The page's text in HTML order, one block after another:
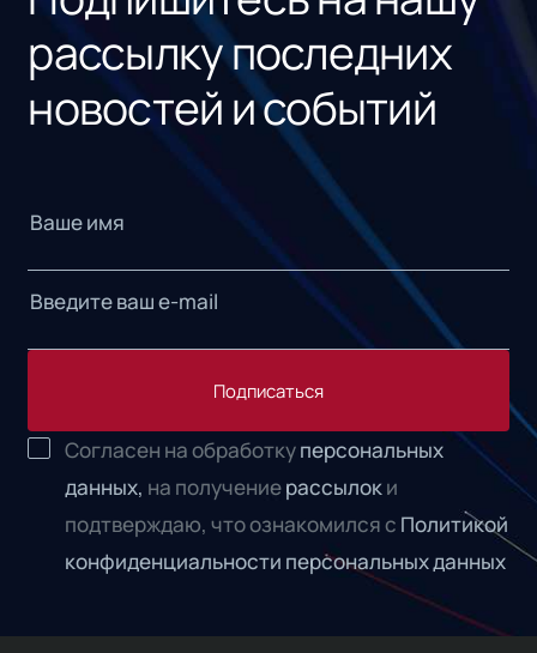
рассылку последних
новостей и событий
Подписаться
Согласен на обработкуперсональных
данных, на получениерассылоки
подтверждаю, что ознакомился с Политикой
конфиденциальности персональных данных